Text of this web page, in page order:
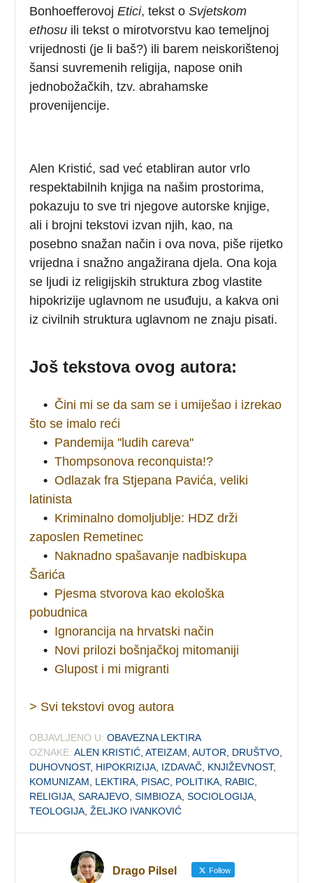
BonhoefferovojEtici, tekst oSvjetskom
ethosu ili tekst o mirotvorstvu kao temeljnoj
vrijednosti (je li baš?) ili barem neiskorištenoj
šansi suvremenih religija, napose onih
jednobožačkih, tzv. abrahamske
provenijencije.
Alen Kristić, sad već etabliran autor vrlo
respektabilnih knjiga na našim prostorima,
pokazuju to sve tri njegove autorske knjige,
ali i brojni tekstovi izvan njih, kao, na
posebno snažan način i ova nova, piše rijetko
vrijedna i snažno angažirana djela. Ona koja
se ljudi iz religijskih struktura zbog vlastite
hipokrizije uglavnom ne usuđuju, a kakva oni
iz civilnih struktura uglavnom ne znaju pisati.
Još tekstova ovog autora:
• Čini mi se da sam se i umiješao i izrekao
što se imalo reći
• Pandemija ''ludih careva''
• Thompsonova reconquista!?
• Odlazak fra Stjepana Pavića, veliki
latinista
• Kriminalno domoljublje: HDZ drži
zaposlen Remetinec
• Naknadno spašavanje nadbiskupa
Šarića
• Pjesma stvorova kao ekološka
pobudnica
• Ignorancija na hrvatski način
• Novi prilozi bošnjačkoj mitomaniji
• Glupost i mi migranti
> Svi tekstovi ovog autora
OBJAVLJENO U: OBAVEZNA LEKTIRA
OZNAKE: ALEN KRISTIĆ ,ATEIZAM ,AUTOR DRUŠTVO
DUHOVNOST, HIPOKRIZIJA IZDAVAČ KNJIŽEVNOST,
KOMUNIZAM
LEKTIRA PISAC POLITIKA RABIC
RELIGIJA ,SARAJEVO ,SIMBIOZA ,SOCIOLOGIJA
TEOLOGIJA ,ŽELJKO IVANKOVIĆ
Drago Pilsel Follow